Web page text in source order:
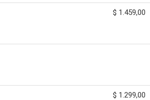
$ 1.459,00
$ 1.299,00